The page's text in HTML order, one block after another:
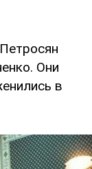
Они
в